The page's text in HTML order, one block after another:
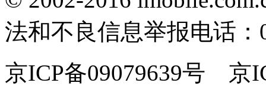
法和不良信息举报电话：
京ICP备09079639号 京